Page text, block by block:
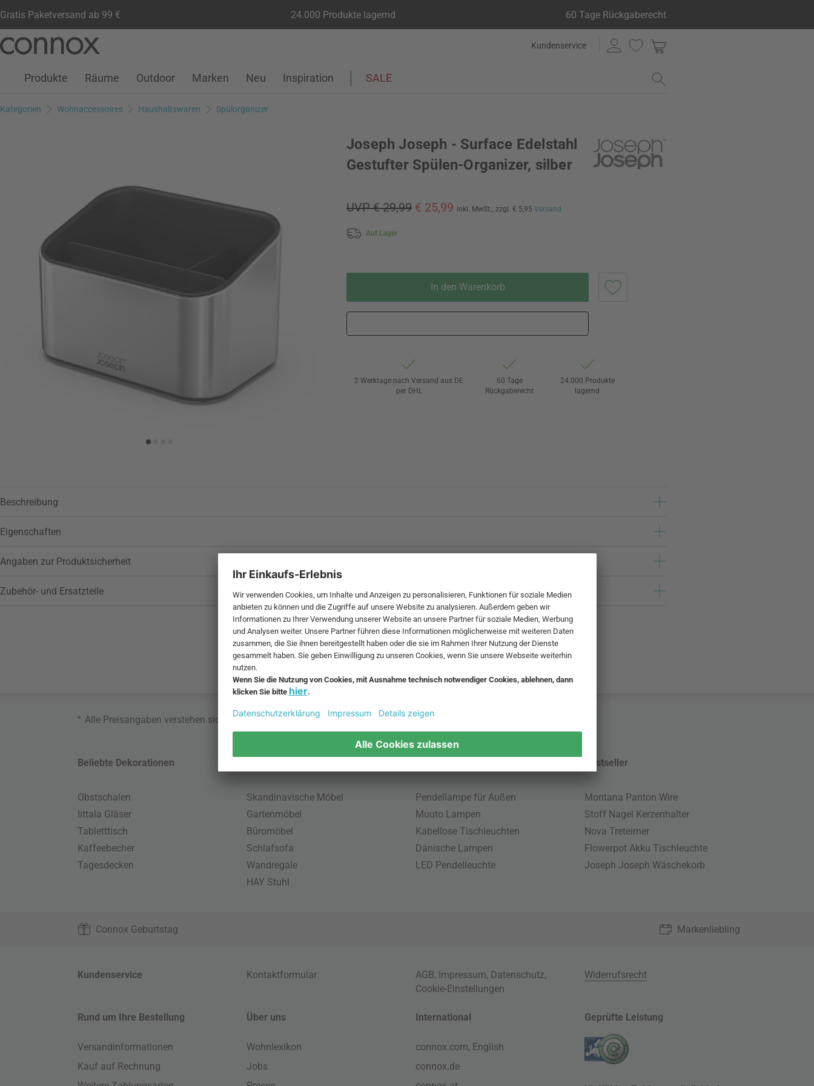
Gratis Paketversand ab 99 € 24.000 Produkte lagernd 60 Tage Rückgaberecht
Seiteninhalt
Suchfeld
Kundenservice
Kundenkonto
Wunschliste
Warenkorb
Produkte Räume Outdoor Marken Neu Inspiration SALE
Kategorien Wohnaccessoires Haushaltswaren Spülorganizer
Joseph Joseph - Surface Edelstahl
Gestufter Spülen-Organizer, silber
UVP € 29,99 € 25,99 inkl. MwSt., zzgl. € 5,95 Versand
Auf Lager
In den Warenkorb
2 Werktage nach Versand aus DE
per DHL
60 Tage
Rückgaberecht
24.000 Produkte
lagernd
Beschreibung
Eigenschaften
Angaben zur Produktsicherheit
Zubehör- und Ersatzteile
* Alle Preisangaben verstehen sich inklusive MwSt. und zzgl.Versandkosten.
Beliebte Dekorationen
Obstschalen
Iittala Gläser
Tabletttisch
Kaffeebecher
Tagesdecken
Skandinavische Möbel
Gartenmöbel
Büromöbel
Schlafsofa
Wandregale
HAY Stuhl
Pendellampe für Außen
Muuto Lampen
Kabellose Tischleuchten
Dänische Lampen
LED Pendelleuchte
Bestseller
Montana Panton Wire
Stoff Nagel Kerzenhalter
Nova Treteimer
Flowerpot Akku Tischleuchte
Joseph Joseph Wäschekorb
Connox Geburtstag Markenliebling
Kundenservice Kontaktformular AGB, Impressum, Datenschutz,
Cookie-Einstellungen
Widerrufsrecht
Rund um Ihre Bestellung
Versandinformationen
Kauf auf Rechnung
Über uns
Wohnlexikon
Jobs
International
connox.com, English
connox.de
Geprüfte Leistung